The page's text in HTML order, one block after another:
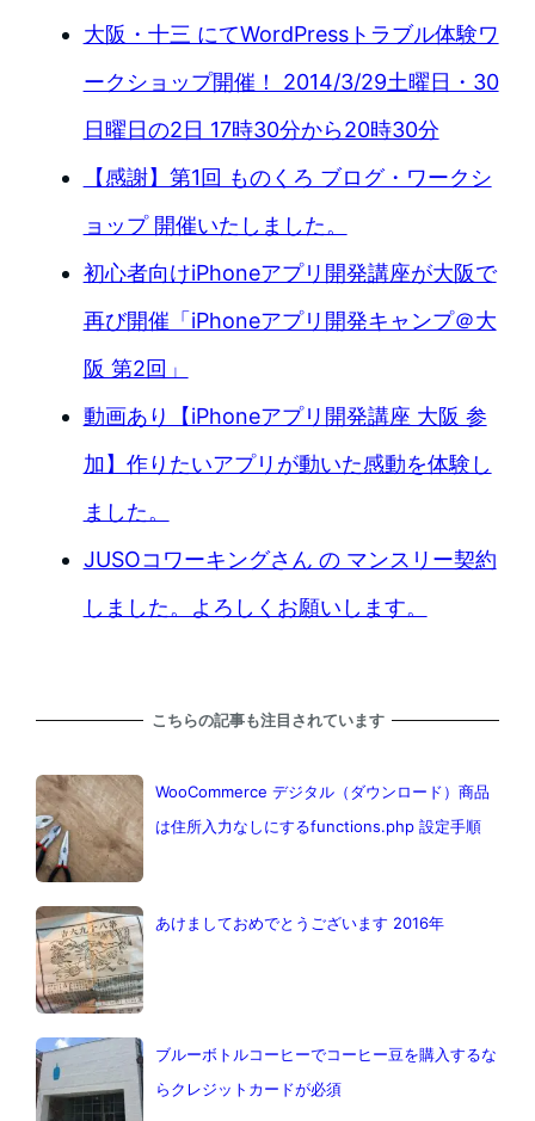
大阪・十三 にてWordPressトラブル体験ワ
ークショップ開催！ 2014/3/29土曜日・30
日曜日の2日 17時30分から20時30分
【感謝】第1回 ものくろ ブログ・ワークシ
ョップ 開催いたしました。
初心者向けiPhoneアプリ開発講座が大阪で
再び開催「iPhoneアプリ開発キャンプ＠大
阪 第2回」
動画あり【iPhoneアプリ開発講座 大阪 参
加】作りたいアプリが動いた感動を体験し
ました。
JUSOコワーキングさん の マンスリー契約
しました。よろしくお願いします。
こちらの記事も注目されています
WooCommerce デジタル（ダウンロード）商品
は住所入力なしにするfunctions.php 設定手順
あけましておめでとうございます 2016年
ブルーボトルコーヒーでコーヒー豆を購入するな
らクレジットカードが必須